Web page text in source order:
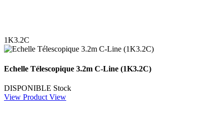
1K3.2C
Echelle Télescopique 3.2m C-Line (1K3.2C)
DISPONIBLE Stock
View Product View